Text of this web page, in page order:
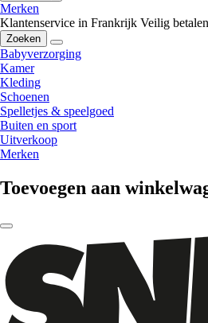
Merken
Klantenservice in Frankrijk Veilig betalen
Zoeken
Babyverzorging
Kamer
Kleding
Schoenen
Spelletjes & speelgoed
Buiten en sport
Uitverkoop
Merken
Toevoegen aan